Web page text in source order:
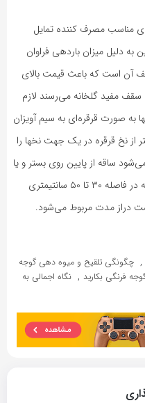
مناسب مصرف کننده تمایل
دلیل میزان باردهی فراوان
آن است که باعث قیمت بالای
سقف مفید گلخانه می‌رسند لازم
به صورت قرقره‌ای به سیم آویزان
باز کردن ۳۰ تا ۵۰ سانتیمتر از نخ قرقره در یک جهت نخها را
ساقه از پایین روی بستر و یا
شاسیهای مخصوص قرار گیرد و انتهای بوته در فاصله ۳۰ تا ۵۰ سانتیمتری
دراز مدت مربوط می‌شود.
, چگونگی تلقیح و میوه دهی​​​​​ گوجه
فرنگی بکارید , نگاه اجمالی به